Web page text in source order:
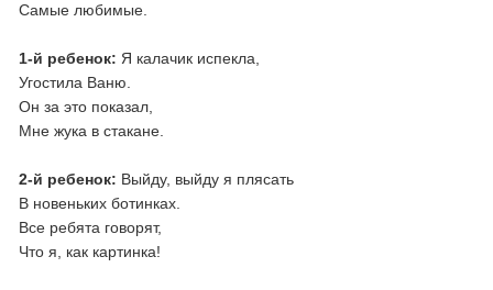
Самые любимые.
1-й ребенок: Я калачик испекла,
Угостила Ваню.
Он за это показал,
Мне жука в стакане.
2-й ребенок: Выйду, выйду я плясать
В новеньких ботинках.
Все ребята говорят,
Что я, как картинка!